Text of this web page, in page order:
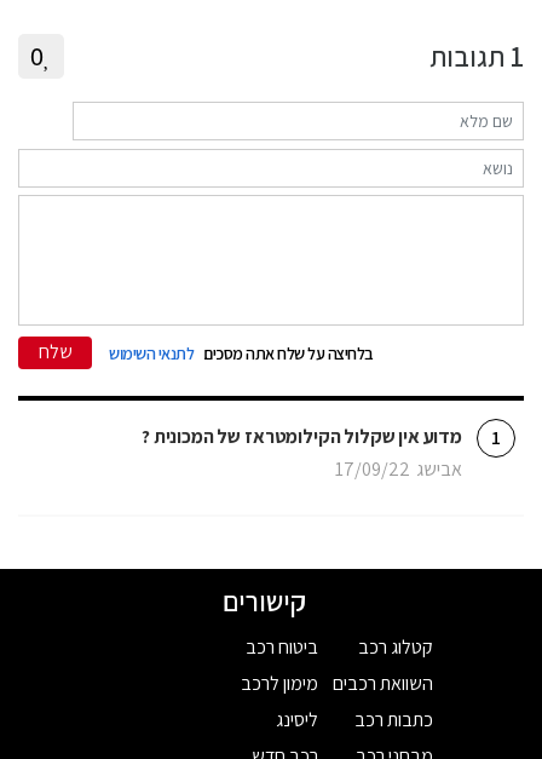
1 תגובות 0
בלחיצה על שלח אתה מסכים לתנאי השימוש שלח
1
מדוע אין שקלול הקילומטראז של המכונית ?
אבישג 17/09/22
קישורים
קטלוג רכב
השוואת רכבים
כתבות רכב
ביטוח רכב
מימון לרכב
ליסינג